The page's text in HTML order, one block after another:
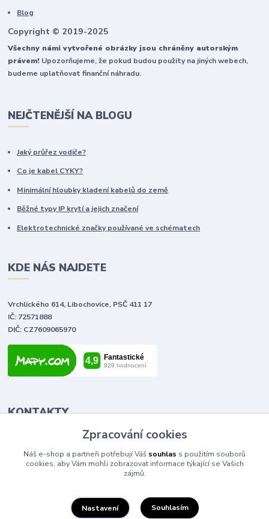
Blog
Copyright © 2019-2025
Všechny námi vytvořené obrázky jsou chráněny autorským
právem! Upozorňujeme, že pokud budou použity na jiných webech,
budeme uplatňovat finanční náhradu.
NEJČTENĚJŠÍ NA BLOGU
Jaký průřez vodiče?
Co je kabel CYKY?
Minimální hloubky kladení kabelů do země
Běžné typy IP krytí a jejich značení
Elektrotechnické značky používané ve schématech
KDE NÁS NAJDETE
Vrchlického 614, Libochovice, PSČ 411 17
IČ: 72571888
DIČ: CZ7609065970
KONTAKTY
Tomáš Vlček
+420 702 090 443
volejte od 9,00 - 20,00 hod
info@elektromaterial.cz
Zpracování cookies
Náš e-shop a partneři potřebují Váš souhlas s použitím souborů
cookies, aby Vám mohli zobrazovat informace týkající se Vašich
zájmů.
Nastavení Souhlasím